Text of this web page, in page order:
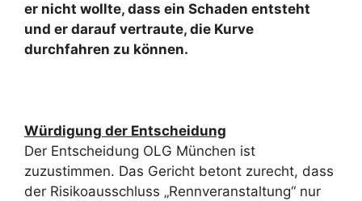
er nicht wollte, dass ein Schaden entsteht
und er darauf vertraute, die Kurve
durchfahren zu können.
Würdigung der Entscheidung
Der Entscheidung OLG München ist
zuzustimmen. Das Gericht betont zurecht, dass
der Risikoausschluss „Rennveranstaltung“ nur